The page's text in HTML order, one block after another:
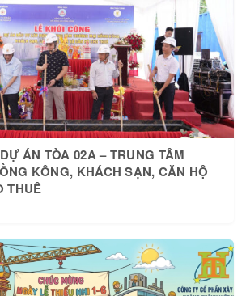
ÁN TÒA 02A – TRUNG TÂM
KÔNG, KHÁCH SẠN, CĂN HỘ
THUÊ